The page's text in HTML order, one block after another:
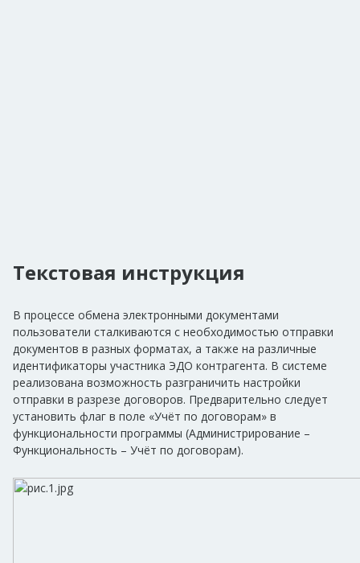
Текстовая инструкция
В процессе обмена электронными документами
пользователи сталкиваются с необходимостью отправки
документов в разных форматах, а также на различные
идентификаторы участника ЭДО контрагента. В системе
реализована возможность разграничить настройки
отправки в разрезе договоров. Предварительно следует
установить флаг в поле «Учёт по договорам» в
функциональности программы (Администрирование –
Функциональность – Учёт по договорам).